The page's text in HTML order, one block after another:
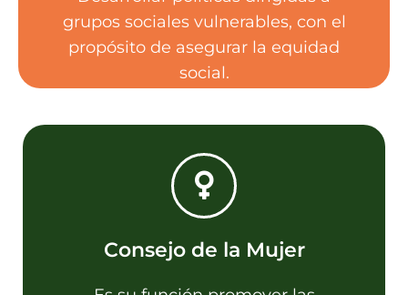
grupos sociales vulnerables, con el
propósito de asegurar la equidad
social.
Consejo de la Mujer
Contacto